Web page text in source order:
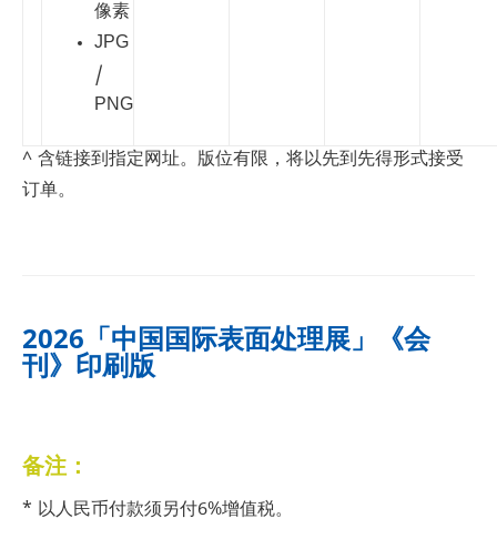
像素
JPG
/
PNG
^ 含链接到指定网址。版位有限，将以先到先得形式接受
订单。
2026「中国国际表面处理展」《会
刊》印刷版
备注：
* 以人民币付款须另付6%增值税。